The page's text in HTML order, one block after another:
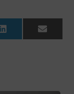
LinkedIn Email